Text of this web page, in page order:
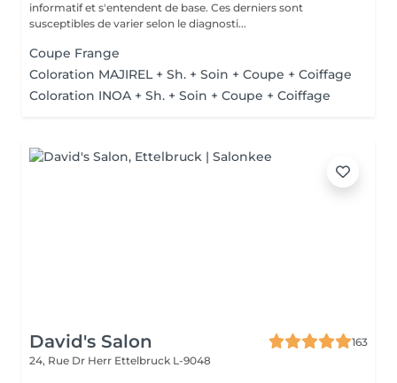
informatif et s'entendent de base. Ces derniers sont
susceptibles de varier selon le diagnosti...
Coupe Frange
Coloration MAJIREL + Sh. + Soin + Coupe + Coiffage
Coloration INOA + Sh. + Soin + Coupe + Coiffage
David's Salon
163
24, Rue Dr Herr Ettelbruck L-9048